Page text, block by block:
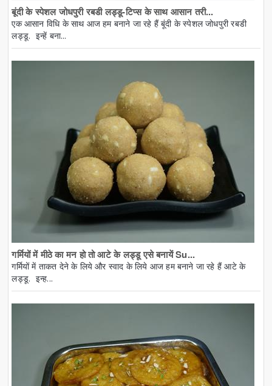
बूंदी के स्पेशल जोधपुरी रबडी लड्डू-टिप्स के साथ आसान तरी...
एक आसान विधि के साथ आज हम बनाने जा रहे हैं बूंदी के स्पेशल जोधपुरी रबडी
लड्डू. इन्हें बना...
गर्मियों में मीठे का मन हो तो आटे के लड्डू एसे बनायें Su...
गर्मियों में ताकत देने के लिये और स्वाद के लिये आज हम बनाने जा रहे हैं आटे के
लड्डू. इन्ह...